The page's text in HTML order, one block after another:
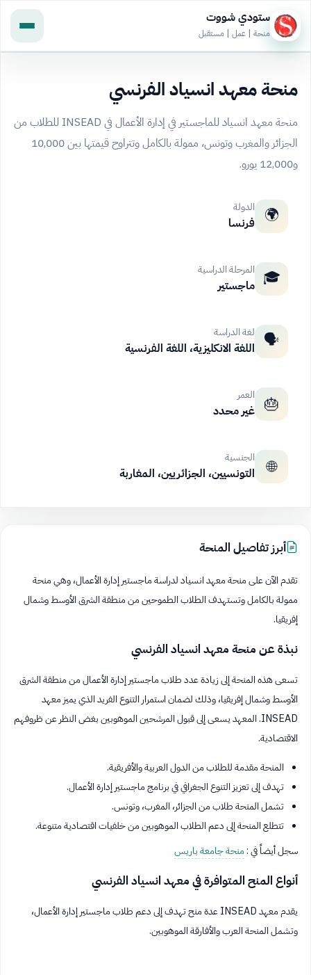
ستودي شووت
منحة | عمل | مستقبل
منحة معهد انسياد الفرنسي
منحة معهد انسياد للماجستير في إدارة الأعمال في INSEAD للطلاب من
الجزائر والمغرب وتونس، ممولة بالكامل وتتراوح قيمتها بين 10,000
و12,000 يورو.
🌍 الدولة
فرنسا
🎓 المرحلة الدراسية
ماجستير
🗣️ لغة الدراسة
اللغة الانكليزية، اللغة الفرنسية
🎂 العمر
غير محدد
🌐 الجنسية
التونسيين، الجزائريين، المغاربة
أبرز تفاصيل المنحة
تقدم الآن على منحة معهد انسياد لدراسة ماجستير إدارة الأعمال، وهي منحة
ممولة بالكامل وتستهدف الطلاب الطموحين من منطقة الشرق الأوسط وشمال
إفريقيا.
نبذة عن منحة معهد انسياد الفرنسي
تسعى هذه المنحة إلى زيادة عدد طلاب ماجستير إدارة الأعمال من منطقة الشرق
الأوسط وشمال إفريقيا، وذلك لضمان استمرار التنوع الفريد الذي يميز معهد
INSEAD. المعهد يسعى إلى قبول المرشحين الموهوبين بغض النظر عن ظروفهم
الاقتصادية.
المنحة مقدمة للطلاب من الدول العربية والأفريقية.
تهدف إلى تعزيز التنوع الجغرافي في برنامج ماجستير إدارة الأعمال.
تشمل المنحة طلاب من الجزائر، المغرب، وتونس.
تتطلع المنحة إلى دعم الطلاب الموهوبين من خلفيات اقتصادية متنوعة.
سجل أيضاً في :منحة جامعة باريس
أنواع المنح المتوافرة في معهد انسياد الفرنسي
يقدم معهد INSEAD عدة منح تهدف إلى دعم طلاب ماجستير إدارة الأعمال،
وتشمل المنحة العرب والأفارقة الموهوبين.